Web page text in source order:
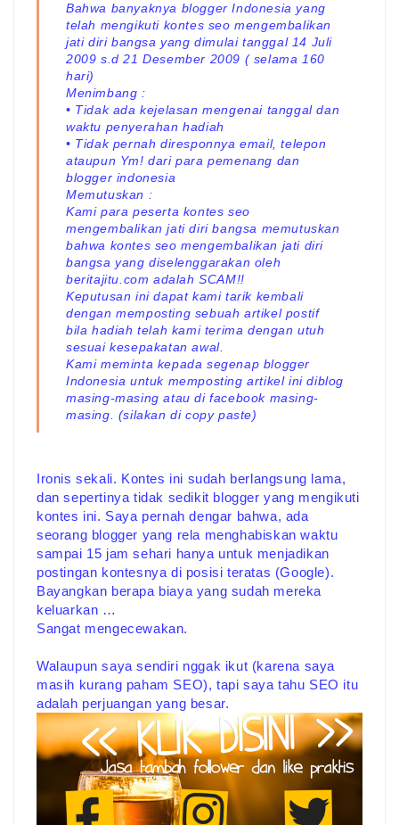
Bahwa banyaknya blogger Indonesia yang
telah mengikuti kontes seo mengembalikan
jati diri bangsa yang dimulai tanggal 14 Juli
2009 s.d 21 Desember 2009 ( selama 160
hari)
Menimbang :
• Tidak ada kejelasan mengenai tanggal dan
waktu penyerahan hadiah
• Tidak pernah diresponnya email, telepon
ataupun Ym! dari para pemenang dan
blogger indonesia
Memutuskan :
Kami para peserta kontes seo
mengembalikan jati diri bangsa memutuskan
bahwa kontes seo mengembalikan jati diri
bangsa yang diselenggarakan oleh
beritajitu.com adalah SCAM!!
Keputusan ini dapat kami tarik kembali
dengan memposting sebuah artikel postif
bila hadiah telah kami terima dengan utuh
sesuai kesepakatan awal.
Kami meminta kepada segenap blogger
Indonesia untuk memposting artikel ini diblog
masing-masing atau di facebook masing-
masing. (silakan di copy paste)
Ironis sekali. Kontes ini sudah berlangsung lama,
dan sepertinya tidak sedikit blogger yang mengikuti
kontes ini. Saya pernah dengar bahwa, ada
seorang blogger yang rela menghabiskan waktu
sampai 15 jam sehari hanya untuk menjadikan
postingan kontesnya di posisi teratas (Google).
Bayangkan berapa biaya yang sudah mereka
keluarkan …
Sangat mengecewakan.
Walaupun saya sendiri nggak ikut (karena saya
masih kurang paham SEO), tapi saya tahu SEO itu
adalah perjuangan yang besar.